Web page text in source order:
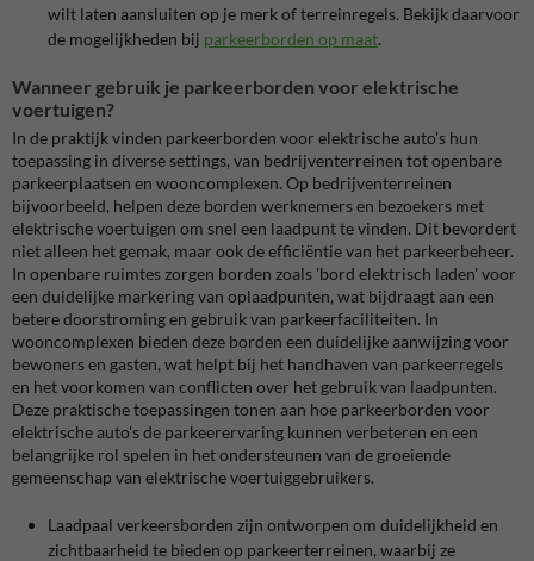
wilt laten aansluiten op je merk of terreinregels. Bekijk daarvoor
de mogelijkheden bij parkeerborden op maat.
Wanneer gebruik je parkeerborden voor elektrische
voertuigen?
In de praktijk vinden parkeerborden voor elektrische auto's hun
toepassing in diverse settings, van bedrijventerreinen tot openbare
parkeerplaatsen en wooncomplexen. Op bedrijventerreinen
bijvoorbeeld, helpen deze borden werknemers en bezoekers met
elektrische voertuigen om snel een laadpunt te vinden. Dit bevordert
niet alleen het gemak, maar ook de efficiëntie van het parkeerbeheer.
In openbare ruimtes zorgen borden zoals 'bord elektrisch laden' voor
een duidelijke markering van oplaadpunten, wat bijdraagt aan een
betere doorstroming en gebruik van parkeerfaciliteiten. In
wooncomplexen bieden deze borden een duidelijke aanwijzing voor
bewoners en gasten, wat helpt bij het handhaven van parkeerregels
en het voorkomen van conflicten over het gebruik van laadpunten.
Deze praktische toepassingen tonen aan hoe parkeerborden voor
elektrische auto's de parkeerervaring kunnen verbeteren en een
belangrijke rol spelen in het ondersteunen van de groeiende
gemeenschap van elektrische voertuiggebruikers.
Laadpaal verkeersborden zijn ontworpen om duidelijkheid en
zichtbaarheid te bieden op parkeerterreinen, waarbij ze